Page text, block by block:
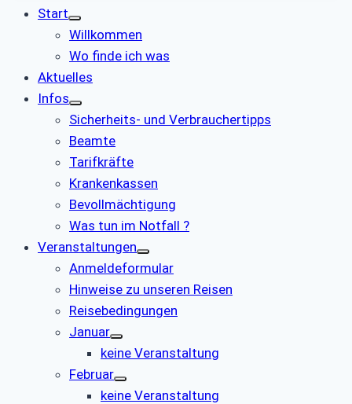
Start
Willkommen
Wo finde ich was
Aktuelles
Infos
Sicherheits- und Verbrauchertipps
Beamte
Tarifkräfte
Krankenkassen
Bevollmächtigung
Was tun im Notfall ?
Veranstaltungen
Anmeldeformular
Hinweise zu unseren Reisen
Reisebedingungen
Januar
keine Veranstaltung
Februar
keine Veranstaltung